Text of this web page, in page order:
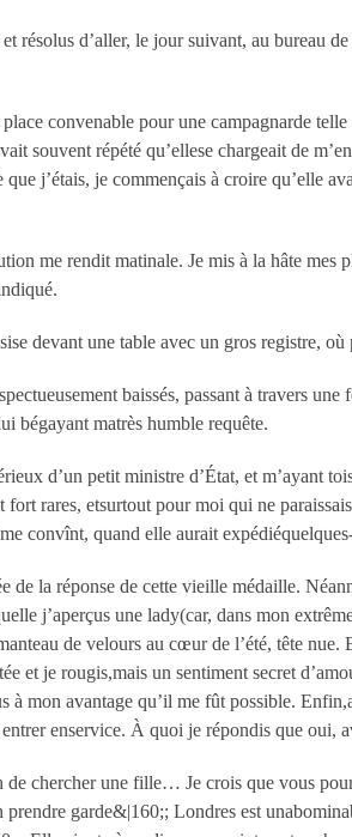
résolus d’aller, le jour suivant, au bureau
convenable pour une campagnarde
souvent répété qu’ellese chargeait de
j’étais, je commençais à croire qu’elle
me rendit matinale. Je mis à la hâte mes
devant une table avec un gros registre,
baissés, passant à travers
bégayant matrès humble requête.
d’un petit ministre d’État, et m’ayant
rares, etsurtout pour moi qui ne
convînt, quand elle aurait
de la réponse de cette vieille médaille.
j’aperçus une lady(car, dans mon
de velours au cœur de l’été, tête
et je rougis,mais un sentiment secret
mon avantage qu’il me fût possible.
enservice. À quoi je répondis que oui,
chercher une fille… Je crois que vous
garde&|160;; Londres est